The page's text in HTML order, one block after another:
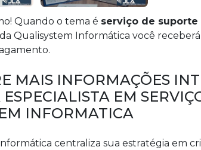
Quando o tema é serviço de
Qualisystem Informática você
MAIS INFORMAÇÕES
EM
INFORMATICA
centraliza sua estratégia em